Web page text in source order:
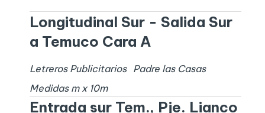
Longitudinal Sur - Salida Sur
a Temuco Cara A
Letreros Publicitarios
Padre las Casas
Medidas m x 10m
Entrada sur Tem., Pje. Lianco